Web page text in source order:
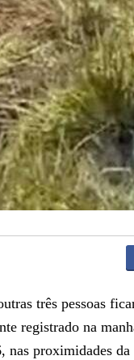
três pessoas
registrado na
nas proximidades da